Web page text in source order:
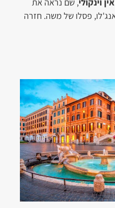
פסלו של משה. חזרה